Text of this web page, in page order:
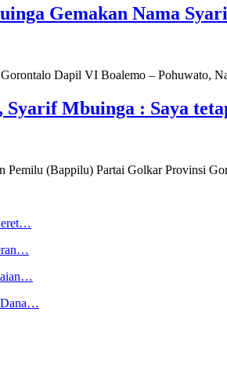
Gemakan Nama
Dapil VI Boalemo – Pohuwato,
Mbuinga : Saya
Pemilu (Bappilu) Partai Golkar Provinsi
Dana…